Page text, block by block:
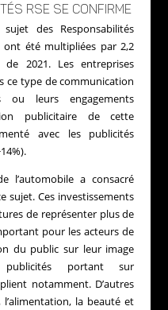
RSE SE CONFIRME
des Responsabilités
ont été multipliées par 2,2
2021. Les entreprises
ce type de communication
ou leurs engagements
publicitaire de cette
avec les publicités
l’automobile a consacré
sujet. Ces investissements
de représenter plus de
pour les acteurs de
du public sur leur image
publicités portant sur
notamment. D’autres
la beauté et